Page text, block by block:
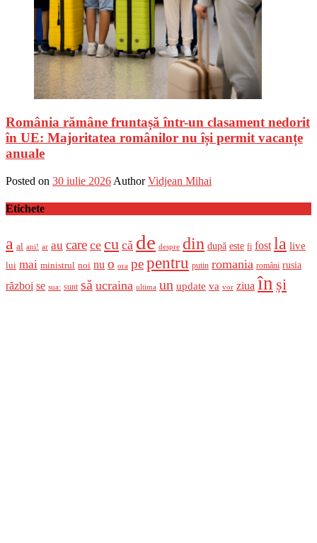
România rămâne fruntașă într-un clasament nedorit
în UE: Majoritatea românilor nu își permit vacanțe
anuale
Posted on 30 iulie 2026 Author Vidjean Mihai
Etichete
a al ani! ar au care ce cu că de despre din după este fi fost la live
lui mai ministrul noi nu o ora pepentru putin romania români rusia
război se sua: sunt să ucraina ultima un update va vor ziua în și